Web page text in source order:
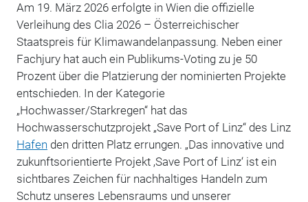
Am 19. März 2026 erfolgte in Wien die offizielle
Verleihung des Clia 2026 – Österreichischer
Staatspreis für Klimawandelanpassung. Neben einer
Fachjury hat auch ein Publikums-Voting zu je 50
Prozent über die Platzierung der nominierten Projekte
entschieden. In der Kategorie
„Hochwasser/Starkregen“ hat das
Hochwasserschutzprojekt „Save Port of Linz“ des Linz
Hafen den dritten Platz errungen. „Das innovative und
zukunftsorientierte Projekt ‚Save Port of Linz‘ ist ein
sichtbares Zeichen für nachhaltiges Handeln zum
Schutz unseres Lebensraums und unserer